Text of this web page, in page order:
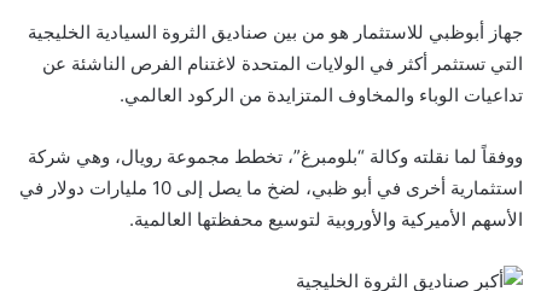
جهاز أبوظبي للاستثمار هو من بين صناديق الثروة السيادية الخليجية
التي تستثمر أكثر في الولايات المتحدة لاغتنام الفرص الناشئة عن
تداعيات الوباء والمخاوف المتزايدة من الركود العالمي.
ووفقاً لما نقلته وكالة “بلومبرغ”، تخطط مجموعة رويال، وهي شركة
استثمارية أخرى في أبو ظبي، لضخ ما يصل إلى 10 مليارات دولار في
الأسهم الأميركية والأوروبية لتوسيع محفظتها العالمية.